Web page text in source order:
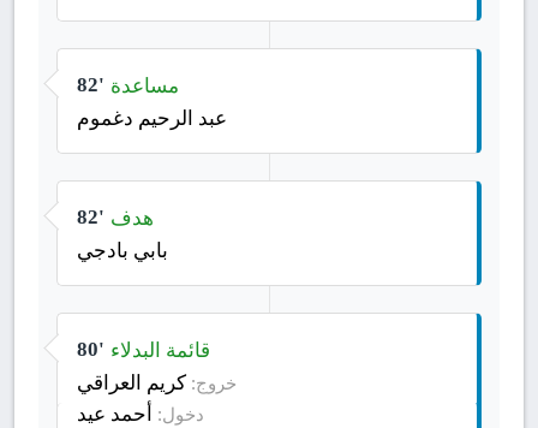
82' مساعدة
عبد الرحيم دغموم
82' هدف
بابي بادجي
80' قائمة البدلاء
خروج: كريم العراقي
دخول: أحمد عيد